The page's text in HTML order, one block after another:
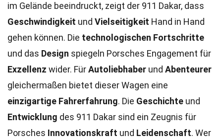
im Gelände beeindruckt, zeigt der 911 Dakar, dass
Geschwindigkeit und Vielseitigkeit Hand in Hand
gehen können. Die technologischen Fortschritte
und das Design spiegeln Porsches Engagement für
Exzellenz wider. FürAutoliebhaber und Abenteurer
gleichermaßen bietet dieser Wagen eine
einzigartige Fahrerfahrung. Die Geschichte und
Entwicklung des 911 Dakar sind ein Zeugnis für
Porsches Innovationskraft und Leidenschaft. Wer